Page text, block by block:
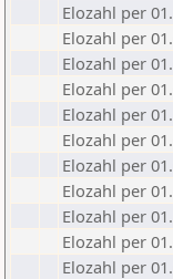
Elozahl per
Elozahl per
Elozahl per
Elozahl per
Elozahl per
Elozahl per
Elozahl per
Elozahl per
Elozahl per
Elozahl per
Elozahl per